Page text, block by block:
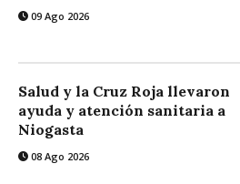
09 Ago 2026
Salud y la Cruz Roja llevaron
ayuda y atención sanitaria a
Niogasta
08 Ago 2026